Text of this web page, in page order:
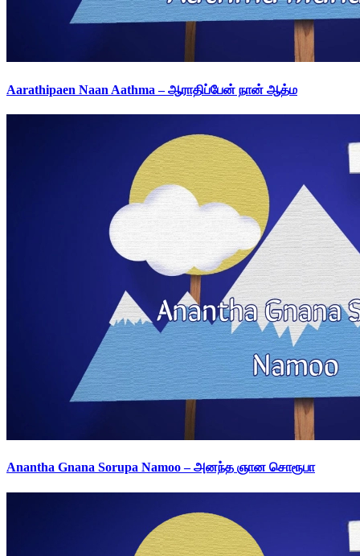
Aarathipaen Naan Aathma – ஆராதிப்பேன் நான் ஆத்ம
Anantha Gnana Sorupa Namoo – அனந்த ஞான சொரூபா